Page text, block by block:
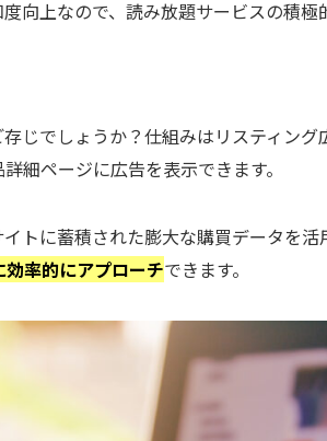
向上なので、読み放題サービスの積極
じでしょうか？仕組みはリスティン
細ページに広告を表示できます。
トに蓄積された膨大な購買データを
率的にアプローチできます。